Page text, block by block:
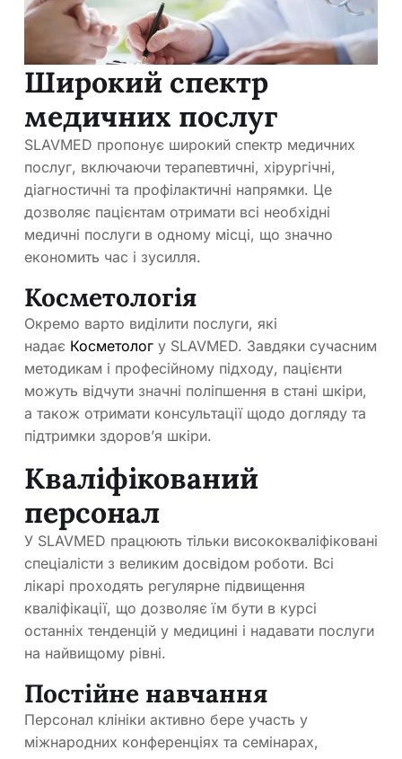
Широкий спектр
медичних послуг
SLAVMED пропонує широкий спектр медичних
послуг, включаючи терапевтичні, хірургічні,
діагностичні та профілактичні напрямки. Це
дозволяє пацієнтам отримати всі необхідні
медичні послуги в одному місці, що значно
економить час і зусилля.
Косметологія
Окремо варто виділити послуги, які
надає Косметолог у SLAVMED. Завдяки сучасним
методикам і професійному підходу, пацієнти
можуть відчути значні поліпшення в стані шкіри,
а також отримати консультації щодо догляду та
підтримки здоров’я шкіри.
Кваліфікований
персонал
У SLAVMED працюють тільки висококваліфіковані
спеціалісти з великим досвідом роботи. Всі
лікарі проходять регулярне підвищення
кваліфікації, що дозволяє їм бути в курсі
останніх тенденцій у медицині і надавати послуги
на найвищому рівні.
Постійне навчання
Персонал клініки активно бере участь у
міжнародних конференціях та семінарах,